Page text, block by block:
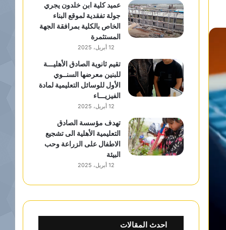
عميد كلية ابن خلدون يجري
جولة تفقدية لموقع البناء
الخاص بالكلية بمرافقة الجهة
المستثمرة
12 أبريل، 2025
تقيم ثانوية الصادق الأهليـــة
للبنين معرضها السنــوي
الأول للوسائل التعليمية لمادة
الفيزيـــاء
12 أبريل، 2025
تهدف مؤسسة الصادق
التعليمية الأهلية الى تشجيع
الاطفال على الزراعة وحب
البيئة
12 أبريل، 2025
احدث المقالات